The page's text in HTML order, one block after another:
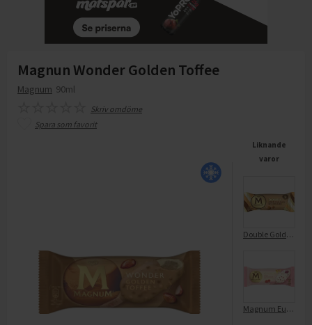
Magnun Wonder Golden Toffee
Magnum 90ml
Skriv omdöme
Spara som favorit
Liknande
varor
Double Gold Caramel Billionaire
Magnum Euphoria